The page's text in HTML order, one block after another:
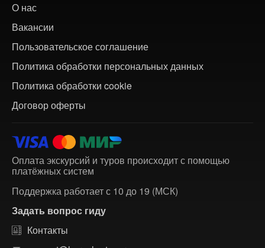
О нас
Вакансии
Пользовательское соглашение
Политика обработки персональных данных
Политика обработки cookie
Договор оферты
Оплата экскурсий и туров происходит с помощью
платёжных систем
Поддержка работает с 10 до 19 (МСК)
Задать вопрос гиду
Контакты